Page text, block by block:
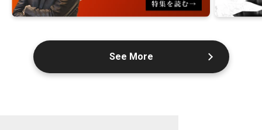
See More